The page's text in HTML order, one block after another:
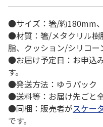
●サイズ：箸/約180mm
●材質：箸/メタクリル樹
脂、クッション/シリコ
●お届け予定日：お申込
す。
●発送方法：ゆうパック
●送料等：お届け先ごと
●同梱：販売者がスケー
です。